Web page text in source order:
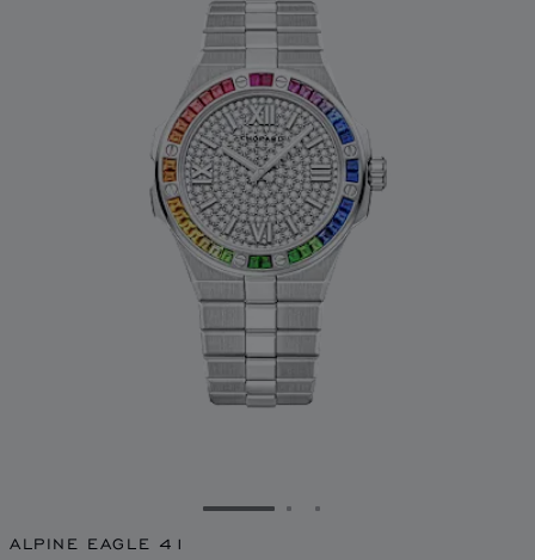
转到幻灯片 1转到幻灯片 2
转到幻灯片 3
ALPINE EAGLE 41